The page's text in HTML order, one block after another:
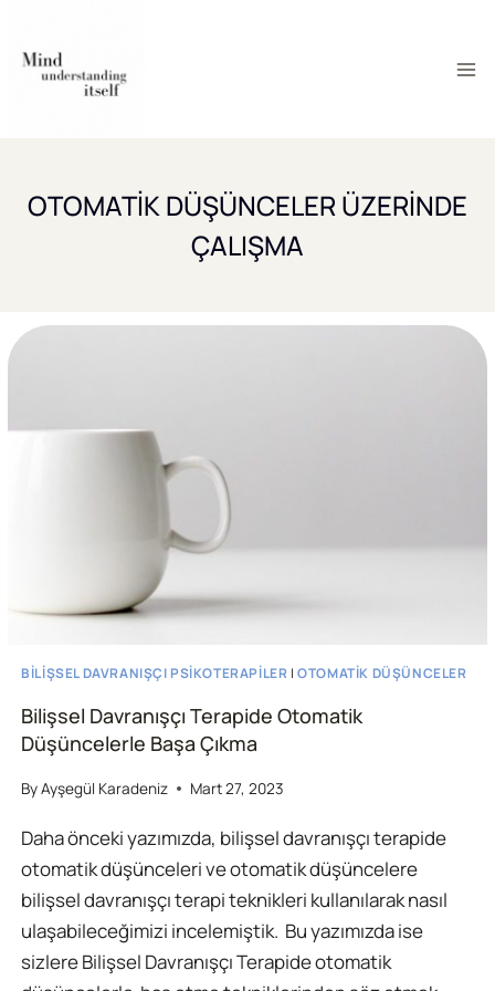
content
OTOMATİK DÜŞÜNCELER ÜZERİNDE
ÇALIŞMA
BILIŞSEL DAVRANIŞÇI PSIKOTERAPILER |OTOMATIK DÜŞÜNCELER
Bilişsel Davranışçı Terapide Otomatik
Düşüncelerle Başa Çıkma
ByAyşegül Karadeniz Mart 27, 2023
Daha önceki yazımızda, bilişsel davranışçı terapide
otomatik düşünceleri ve otomatik düşüncelere
bilişsel davranışçı terapi teknikleri kullanılarak nasıl
ulaşabileceğimizi incelemiştik. Bu yazımızda ise
sizlere Bilişsel Davranışçı Terapide otomatik